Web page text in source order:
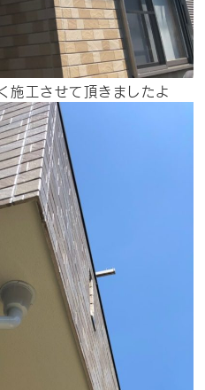
施工させて頂きましたよ